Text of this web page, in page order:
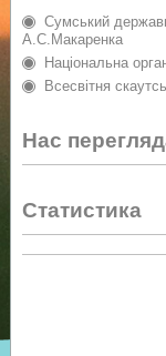
Сумський
А.С.Макаренка
Національна
Всесвітня
Нас
Статистика